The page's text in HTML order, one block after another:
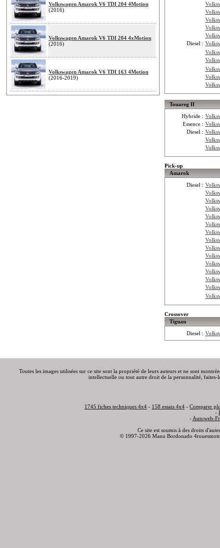
Volkswagen Amarok V6 TDI 204 4Motion
(2016)
Volkswagen Amarok V6 TDI 204 4xMotion
(2016)
Volkswagen Amarok V6 TDI 163 4Motion
(2016-2019)
Diesel :
Touareg II
Hybride :
Essence :
Diesel :
Pick-up
Amarok
Diesel :
Crossover
Tiguan
Diesel :
Toutes les images utilisées sur ce site sont la propriété de leurs auteurs et ne sont
intellectuelle ou tout autre droit de la personnalité,
1745 fiches techniques 4x4 - 158 essais 4x4 - Comparer
-
- Autoweb-
Ce site est soumis à des droits
© 1997-2026 Manu Bordonado